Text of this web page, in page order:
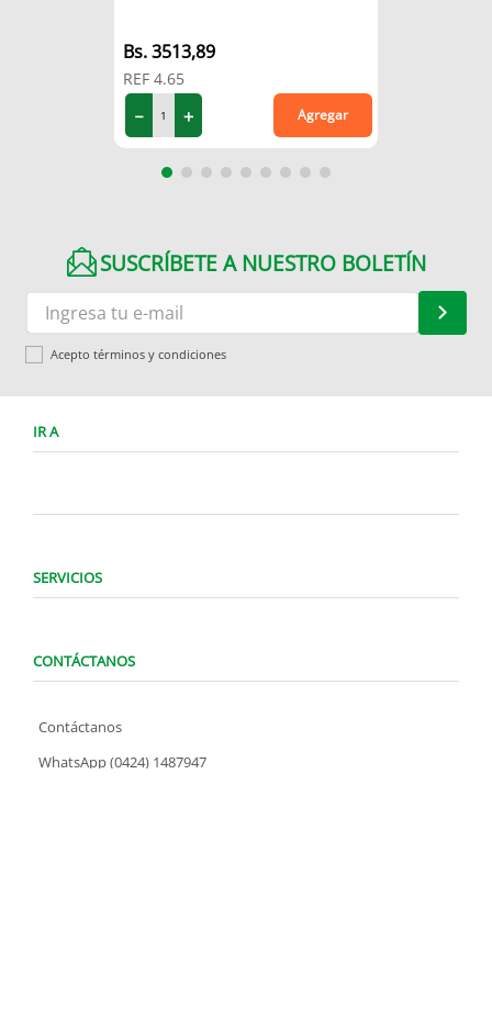
3513,89
REF 4.65
＋
－ Agregar
SUSCRÍBETE A NUESTRO BOLETÍN
Acepto términos y condiciones
IR A
SERVICIOS
CONTÁCTANOS
Contáctanos
WhatsApp (0424) 1487947